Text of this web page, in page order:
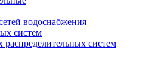
водоснабжения
систем
систем